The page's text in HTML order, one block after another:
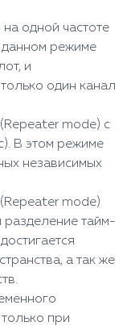
одной частоте
данном режиме
и
один канал
mode) с
В этом режиме
независимых
mode)
разделение тайм-
а так же
при